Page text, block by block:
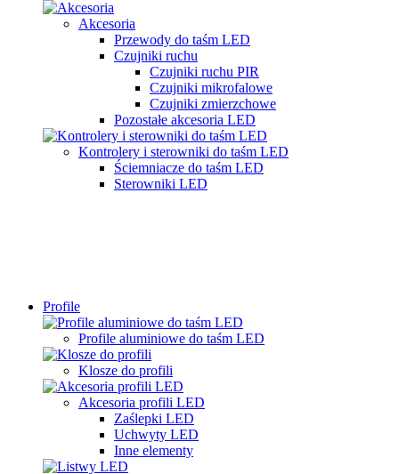
Akcesoria
Przewody do taśm LED
Czujniki ruchu
Czujniki ruchu PIR
Czujniki mikrofalowe
Czujniki zmierzchowe
Pozostałe akcesoria LED
Kontrolery i sterowniki do taśm LED
Ściemniacze do taśm LED
Sterowniki LED
Profile
Profile aluminiowe do taśm LED
Klosze do profili
Akcesoria profili LED
Zaślepki LED
Uchwyty LED
Inne elementy